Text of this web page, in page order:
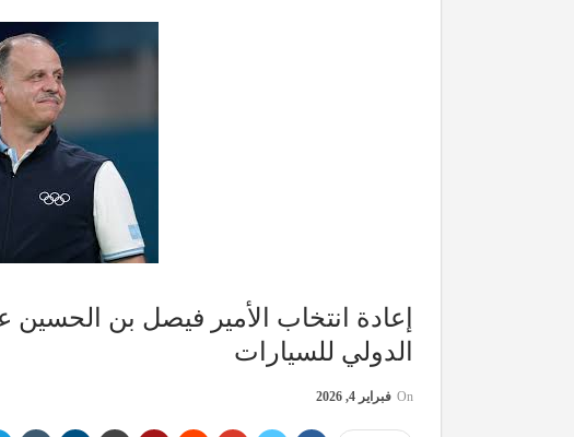
إعادة انتخاب الأمير فيصل بن
الدولي للسيارات
On فبراير 4, 2026